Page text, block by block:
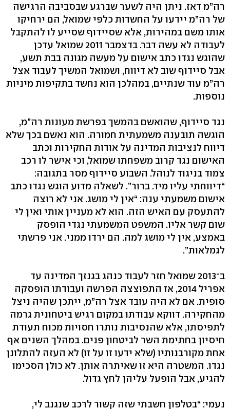
רה”מ דאז. ניתן היה לשער שברגע שבסביבה הרגישה
של רה”מ יידעו על החשדות כלפי שמואל, הם ירחיקו
אותו משם במהירות, אלא שסיידוף שסייע לו להתקבל
לעבודה לא עשה דבר. בדצמבר 2011 שמואל עדכן
שהוגש נגדו כתב אישום על מעשה מגונה בבת תשע,
אבל סיידוף שוב לא דיווח, ושמואל המשיך לעבוד אצל
רה”מ עוד שנתיים, במהלכן הוא נחשד בתקיפות מיניות
נוספות.
נגד סיידוף, שהואשם בהמשך בפרשת מעונות רה”מ,
הוגשה תובענה משמעתית חמורה. הוא נאשם בכך שלא
דיווח לנציבות המדינה על אודות החקירות וכתב
האישום נגד קרוב משפחתו שמואל, וכי אישר לו רכב
צמוד בניגוד לנוהל. השבוע סיידוף מסר בתגובה:
“דיווחתי עליו מיד. ברור”. לשאלה מדוע הוגש נגדו כתב
אישום משמעתי ענה: “אין לי מושג. אני לא רוצה
להתעסק עם האיש הזה. הוא לא מעניין אותי ואין לי
שום קשר אליו. המשפט המשמעתי נגדי הופסק
באמצע, אין לי מושג למה. הם ירדו ממני. אני פרשתי
לגמלאות”.
ב־2013 שמואל חזר לעבוד כנהג בגנזך המדינה עד
אפריל 2014, אז התפוצצה הפרשה ועבודתו הופסקה
סופית. אם לא היה עובד אצל רה”מ, ייתכן שהיה ניצל
מהחקירה. דווקא עבודתו במקום רגיש ביטחונית גרמה
לתפיסתו, אלא שהנסיבות נותרו חסויות מכוח תעודת
חיסיון בחתימת השר לביטחון פנים. במהלך השנים אף
אחת מקורבנותיו (שלא ידעו זו על זו) לא העזה להתלונן
נגדו. המשטרה היא זו שאיתרה אותן. לא כולן הסכימו
להגיע, אבל הופעל עליהן לחץ גדול.
נעמי: “בטלפון חשבתי שזה קשור לרכב שנגנב לי,